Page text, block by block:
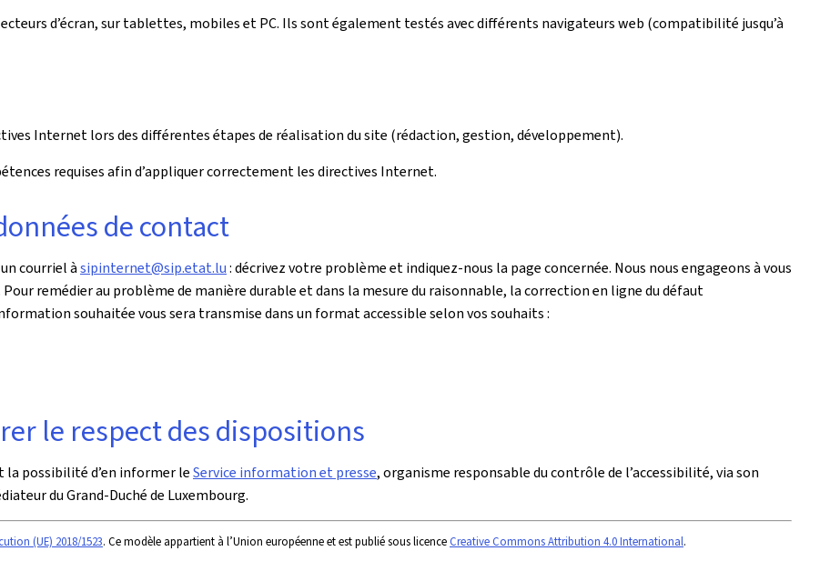
d’écran, sur tablettes, mobiles et PC. Ils sont également testés avec différents navigateurs web (compatibilité jusqu’à
Internet lors des différentes étapes de réalisation du site (rédaction, gestion, développement).
requises afin d’appliquer correctement les directives Internet.
de contact
courriel àsipinternet@sip.etat.lu: décrivez votre problème et indiquez-nous la page concernée. Nous nous engageons à vous
remédier au problème de manière durable et dans la mesure du raisonnable, la correction en ligne du défaut
souhaitée vous sera transmise dans un format accessible selon vos souhaits :
le respect des dispositions
la possibilité d’en informer leService information et presse, organisme responsable du contrôle de l’accessibilité, via son
du Grand-Duché de Luxembourg.
(UE) 2018/1523. Ce modèle appartient à l’Union européenne et est publié sous licenceCreative Commons Attribution 4.0 International.